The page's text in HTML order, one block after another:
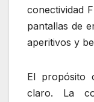
conectividad
pantallas de
aperitivos y
El propósito
claro. La